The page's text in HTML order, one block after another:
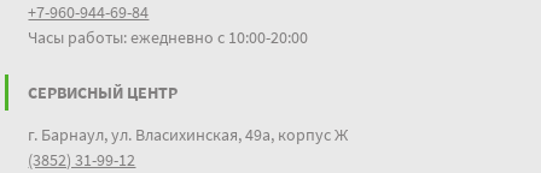
+7-960-944-69-84
Часы работы: ежедневно с 10:00-20:00
СЕРВИСНЫЙ ЦЕНТР
г. Барнаул, ул. Власихинская, 49а, корпус Ж
(3852) 31-99-12